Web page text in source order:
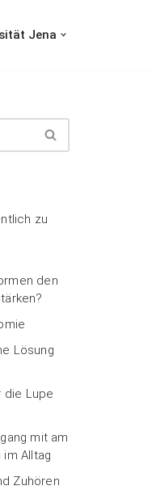
Jena
zu
den
Lösung
die Lupe
mit am
Alltag
Zuhören